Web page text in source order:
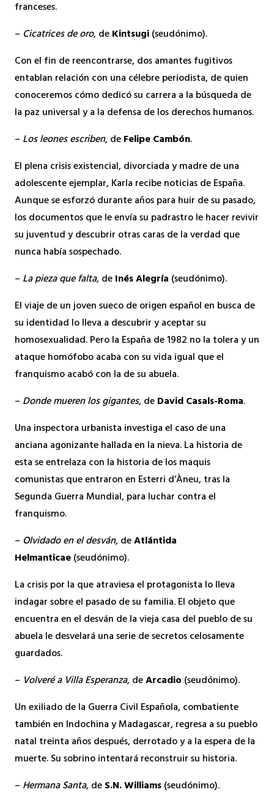
franceses.
– Cicatrices de oro, deKintsugi(seudónimo).
Con el fin de reencontrarse, dos amantes fugitivos
entablan relación con una célebre periodista, de quien
conoceremos cómo dedicó su carrera a la búsqueda de
la paz universal y a la defensa de los derechos humanos.
– Los leones escriben, deFelipe Cambón.
El plena crisis existencial, divorciada y madre de una
adolescente ejemplar, Karla recibe noticias de España.
Aunque se esforzó durante años para huir de su pasado,
los documentos que le envía su padrastro le hacer revivir
su juventud y descubrir otras caras de la verdad que
nunca había sospechado.
– La pieza que falta, deInés Alegría (seudónimo).
El viaje de un joven sueco de origen español en busca de
su identidad lo lleva a descubrir y aceptar su
homosexualidad. Pero la España de 1982 no la tolera y un
ataque homófobo acaba con su vida igual que el
franquismo acabó con la de su abuela.
– Donde mueren los gigantes, deDavid Casals-Roma.
Una inspectora urbanista investiga el caso de una
anciana agonizante hallada en la nieva. La historia de
esta se entrelaza con la historia de los maquis
comunistas que entraron en Esterri d’Àneu, tras la
Segunda Guerra Mundial, para luchar contra el
franquismo.
– Olvidado en el desván, deAtlántida
Helmanticae(seudónimo).
La crisis por la que atraviesa el protagonista lo lleva
indagar sobre el pasado de su familia. El objeto que
encuentra en el desván de la vieja casa del pueblo de su
abuela le desvelará una serie de secretos celosamente
guardados.
– Volveré a Villa Esperanza, deArcadio (seudónimo).
Un exiliado de la Guerra Civil Española, combatiente
también en Indochina y Madagascar, regresa a su pueblo
natal treinta años después, derrotado y a la espera de la
muerte. Su sobrino intentará reconstruir su historia.
– Hermana Santa, deS.N. Williams(seudónimo).